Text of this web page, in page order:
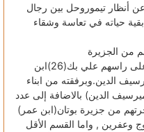
أنظار تيموروحل بين رجال
حياته في تعاسة وشقاء
من الجزيرة
هاجراحفاد الاميرسيف الدين (سيفك)وعلى راسهم علي بك(26)ابن
الدين.وبرفقته من ابناء
الدين) بالاضافة إلى عدد
من جزيرة بوتان(ابن عمر)
وعفرين , واما القسم الأقل